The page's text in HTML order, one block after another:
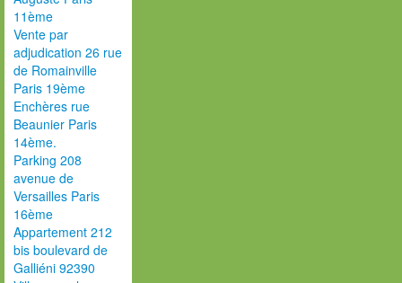
11ème
Vente par
adjudication 26 rue
de Romainville
Paris 19ème
Enchères rue
Beaunier Paris
14ème.
Parking 208
avenue de
Versailles Paris
16ème
Appartement 212
bis boulevard de
Galliéni 92390